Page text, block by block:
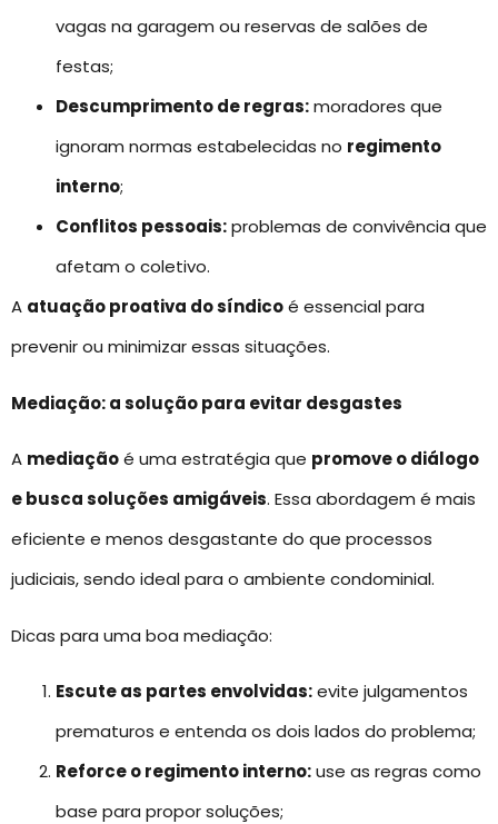
vagas na garagem ou reservas de salões de
festas;
Descumprimento de regras:moradores que
ignoram normas estabelecidas no regimento
interno;
Conflitos pessoais:problemas de convivência que
afetam o coletivo.
A atuação proativa do síndicoé essencial para
prevenir ou minimizar essas situações.
Mediação: a solução para evitar desgastes
A mediaçãoé uma estratégia que promove o diálogo
e busca soluções amigáveis. Essa abordagem é mais
eficiente e menos desgastante do que processos
judiciais, sendo ideal para o ambiente condominial.
Dicas para uma boa mediação:
Escute as partes envolvidas:evite julgamentos
prematuros e entenda os dois lados do problema;
Reforce o regimento interno:use as regras como
base para propor soluções;